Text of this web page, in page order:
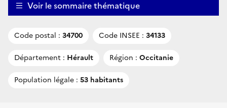
Voir le sommaire thématique
Code postal : 34700 Code INSEE : 34133
Département : Hérault Région : Occitanie
Population légale : 53 habitants